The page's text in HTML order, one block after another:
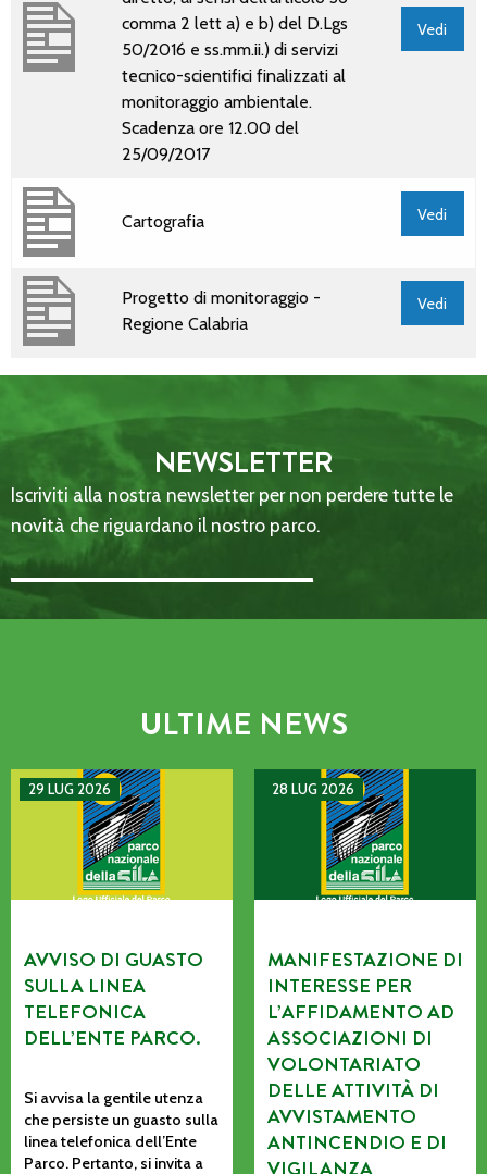
comma 2 lett a) e b) del D.Lgs
50/2016 e ss.mm.ii.) di servizi
tecnico-scientifici finalizzati al
monitoraggio ambientale.
Scadenza ore 12.00 del
25/09/2017
Vedi
Cartografia Vedi
Progetto di monitoraggio -
Regione Calabria
Vedi
NEWSLETTER
Iscriviti alla nostra newsletter per non perdere tutte le
novità che riguardano il nostro parco.
Email Address::: (required)
ULTIME NEWS
29 LUG 2026
AVVISO DI GUASTO SULLA LINEA TELEFONICA DELL’ENTE
AVVISO DI GUASTO
SULLA LINEA
TELEFONICA
DELL’ENTE PARCO.
Si avvisa la gentile utenza
che persiste un guasto sulla
linea telefonica dell’Ente
Parco. Pertanto, si invita a
28 LUG 2026
MANIFESTAZIONE DI
MANIFESTAZIONE DI
INTERESSE PER
L’AFFIDAMENTO AD
ASSOCIAZIONI DI
VOLONTARIATO
DELLE ATTIVITÀ DI
AVVISTAMENTO
ANTINCENDIO E DI